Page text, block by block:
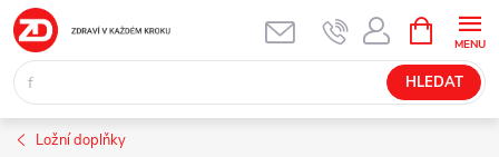
Přejít
na
obsah
HLEDAT
NÁKUPNÍ
KOŠÍK
Ložní doplňky